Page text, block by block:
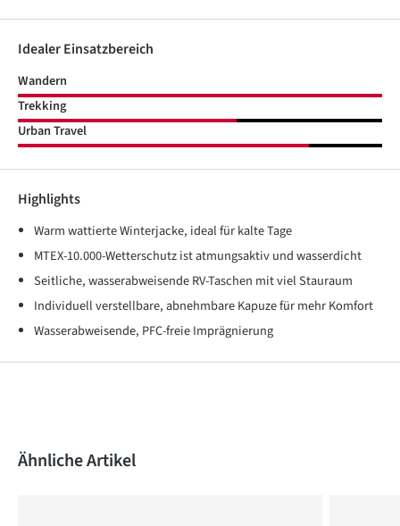
Idealer Einsatzbereich
Wandern
Trekking
Urban Travel
Highlights
Warm wattierte Winterjacke, ideal für kalte Tage
MTEX-10.000-Wetterschutz ist atmungsaktiv und wasserdicht
Seitliche, wasserabweisende RV-Taschen mit viel Stauraum
Individuell verstellbare, abnehmbare Kapuze für mehr Komfort
Wasserabweisende, PFC-freie Imprägnierung
Produktgalerie überspringen
Ähnliche Artikel